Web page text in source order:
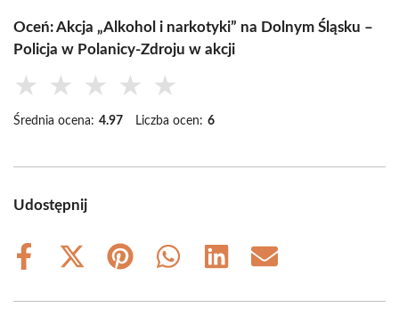
Oceń: Akcja „Alkohol i narkotyki” na Dolnym Śląsku –
Policja w Polanicy-Zdroju w akcji
★ ★ ★ ★ ★
Średnia ocena: 4.97 Liczba ocen: 6
Udostępnij
Share
Share
(Twitter)
Share
Share
Share
Share